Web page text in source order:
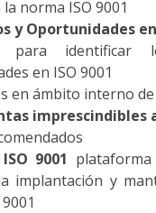
la norma ISO 9001
y Oportunidades en
para identificar
en ISO 9001
en ámbito interno
imprescindibles
9001
implantación y